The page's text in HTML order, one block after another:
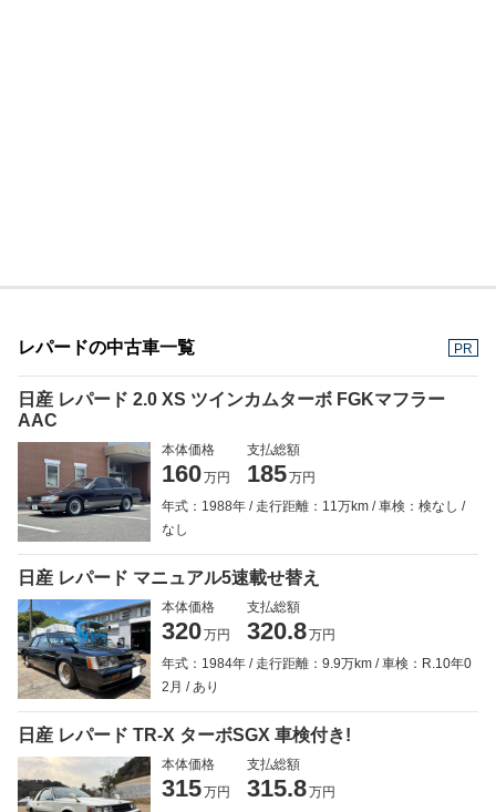
レパードの中古車一覧 PR
日産 レパード 2.0 XS ツインカムターボ FGKマフラー
AAC
本体価格
160万円
支払総額
185万円
年式：1988年
走行距離：11万km
車検：検なし
なし
日産 レパード マニュアル5速載せ替え
本体価格
320万円
支払総額
320.8万円
年式：1984年
走行距離：9.9万km
車検：R.10年0
2月
あり
日産 レパード TR-X ターボSGX 車検付き!
本体価格
315万円
支払総額
315.8万円